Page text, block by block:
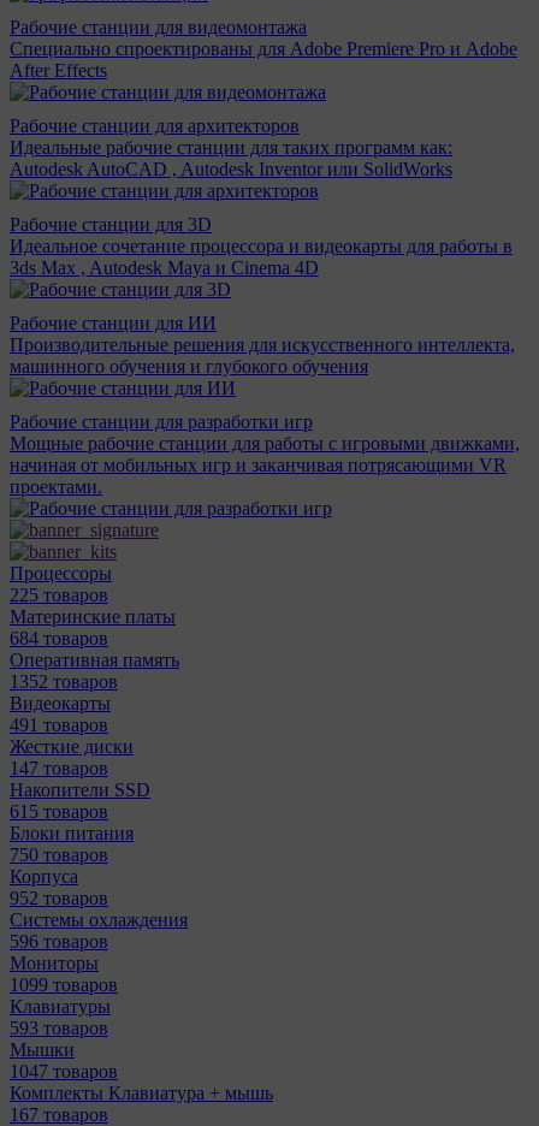
Рабочие станции для видеомонтажа
Специально спроектированы для Adobe Premiere Pro и Adobe
After Effects
Рабочие станции для архитекторов
Идеальные рабочие станции для таких программ как:
Autodesk AutoCAD , Autodesk Inventor или SolidWorks
Рабочие станции для 3D
Идеальное сочетание процессора и видеокарты для работы в
3ds Max , Autodesk Maya и Cinema 4D
Рабочие станции для ИИ
Производительные решения для искусственного интеллекта,
машинного обучения и глубокого обучения
Рабочие станции для разработки игр
Мощные рабочие станции для работы с игровыми движками,
начиная от мобильных игр и заканчивая потрясающими VR
проектами.
Процессоры
225 товаров
Материнcкие платы
684 товаров
Оперативная память
1352 товаров
Видеокарты
491 товаров
Жесткие диски
147 товаров
Накопители SSD
615 товаров
Блоки питания
750 товаров
Корпуса
952 товаров
Системы охлаждения
596 товаров
Мониторы
1099 товаров
Клавиатуры
593 товаров
Мышки
1047 товаров
Комплекты Клавиатура + мышь
167 товаров